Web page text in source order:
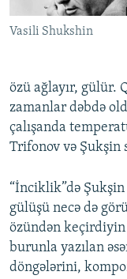
Vasili Shukshin
özü ağlayır, gülür.
zamanlar dəbdə
çalışanda
Trifonov və Şukşin
“İnciklik”də
gülüşü necə də
özündən
burunla yazılan
döngələrini,